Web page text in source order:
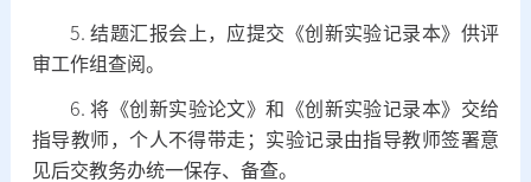
5.结题汇报会上，应提交《创新实验记录本》供评
审工作组查阅。
6.将《创新实验论文》和《创新实验记录本》交给
指导教师，个人不得带走；实验记录由指导教师签署意
见后交教务办统一保存、备查。